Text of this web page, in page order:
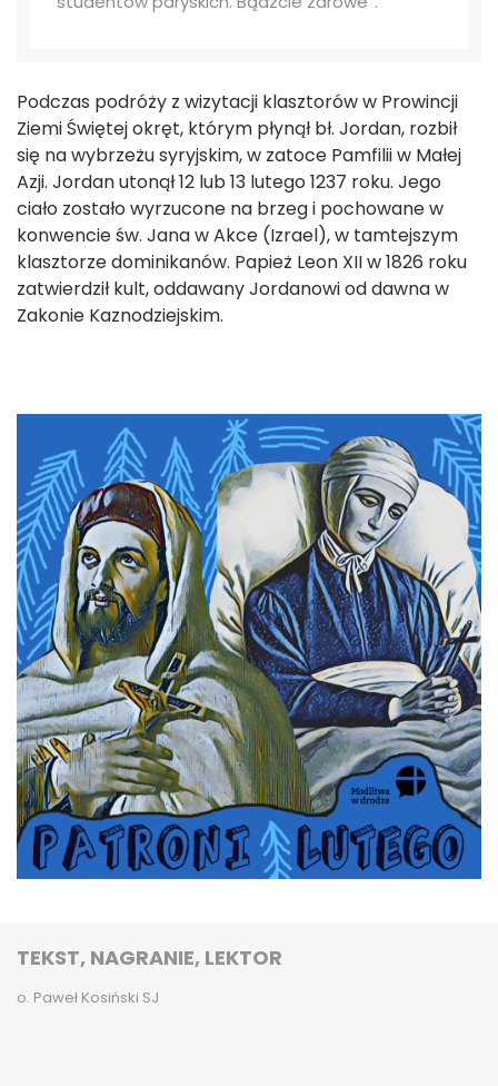
Podczas podróży z wizytacji klasztorów w Prowincji
Ziemi Świętej okręt, którym płynął bł. Jordan, rozbił
się na wybrzeżu syryjskim, w zatoce Pamfilii w Małej
Azji. Jordan utonął 12 lub 13 lutego 1237 roku. Jego
ciało zostało wyrzucone na brzeg i pochowane w
konwencie św. Jana w Akce (Izrael), w tamtejszym
klasztorze dominikanów. Papież Leon XII w 1826 roku
zatwierdził kult, oddawany Jordanowi od dawna w
Zakonie Kaznodziejskim.
TEKST, NAGRANIE, LEKTOR
o. Paweł Kosiński SJ